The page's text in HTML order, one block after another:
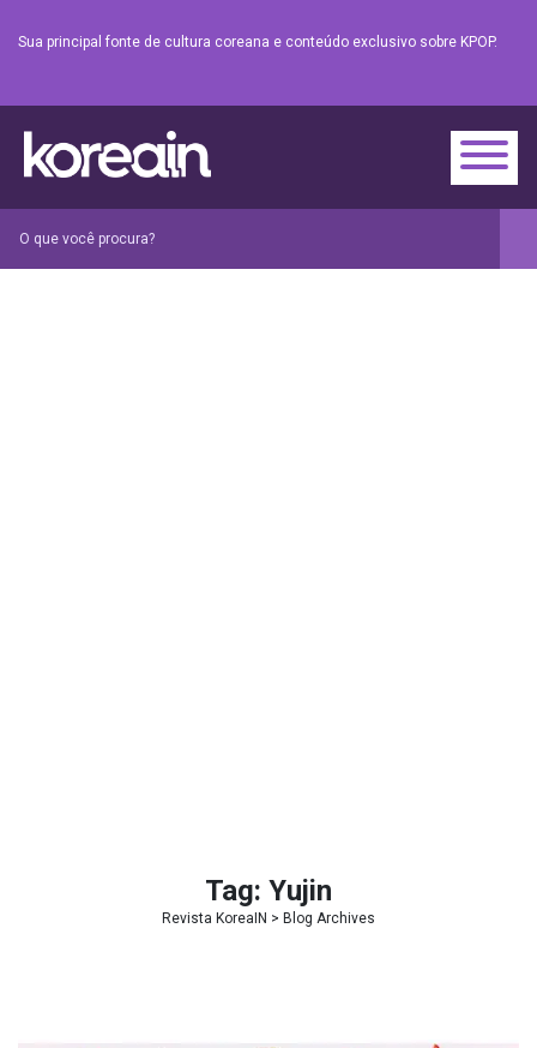
Sua principal fonte de cultura coreana e conteúdo exclusivo sobre KPOP.
Tag: Yujin
Revista KoreaIN > Blog Archives